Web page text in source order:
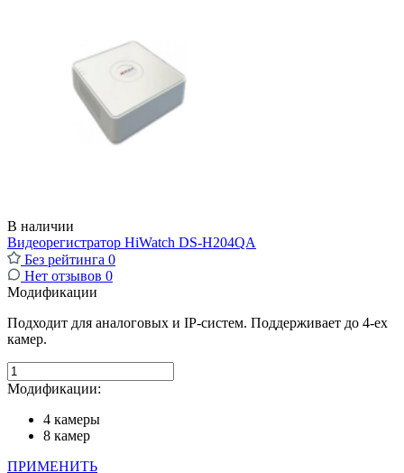
В наличии
Видеорегистратор HiWatch DS-H204QA
Без рейтинга 0
Нет отзывов 0
Модификации
Подходит для аналоговых и IP-систем. Поддерживает до 4-ех
камер.
Модификации:
4 камеры
8 камер
ПРИМЕНИТЬ